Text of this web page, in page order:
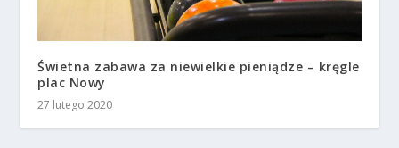
Świetna zabawa za niewielkie pieniądze – kręgle
plac Nowy
27 lutego 2020